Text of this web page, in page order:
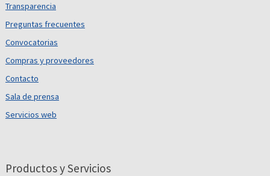
Transparencia
Preguntas frecuentes
Convocatorias
Compras y proveedores
Contacto
Sala de prensa
Servicios web
Productos y Servicios